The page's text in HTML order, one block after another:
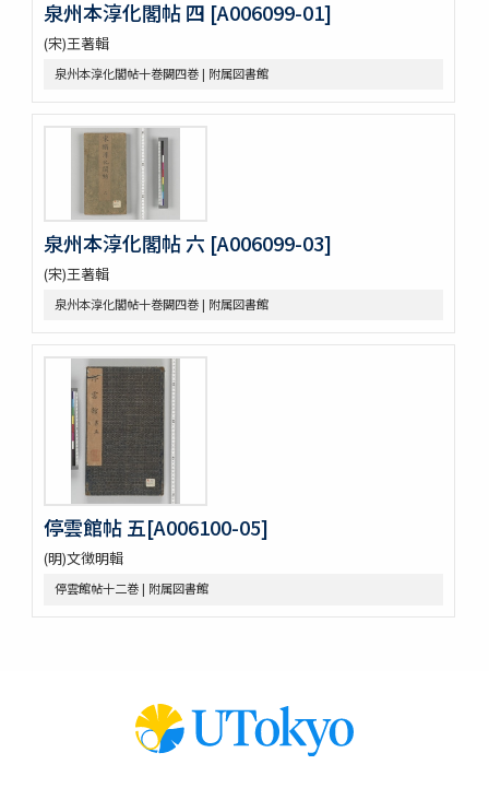
争春園全伝（総合図書館）
韻府羣玉
Khayyam
Bản chỉ cách đọc và ý nghīa Annam các chữ nho trong
佛印産薬用植物（下巻）
佛印の政治經濟状況と印度支那人の希望事項
泰・佛印における宣傳戰
佛印文化情報 第五号
薬用植物
A NATURALIST IN WESTERN CHINA
依立世阿毘曇論日月行品考定暦原・須彌界日道中路八線表根・瞿
曇氏暦稿
宿曜經算曜直章第七・瞿曇氏暦草稿・古今交食考・立世阿毘曇暦
法推歩
梵暦考證
宿曜経鈔
梵暦議考巻一・梵暦法數原
五事毘婆沙論口義
阿毘達磨倶舎論略釋私記
阿毘達磨倶舎論 [L_161762]
エジプト学研究のためのデジタル資源／Digital Resources for
Egyptian Studies
Denkmaeler aus Aegypten und Aethiopien
周禮註疏 42卷
儀禮註疏 17卷
泉州本淳化閣帖 四 [A006099-01]
(宋)王著輯
泉州本淳化閣帖十巻闕四巻 | 附属図書館
泉州本淳化閣帖 六 [A006099-03]
(宋)王著輯
泉州本淳化閣帖十巻闕四巻 | 附属図書館
停雲館帖 五[A006100-05]
(明)文徴明輯
停雲館帖十二巻 | 附属図書館